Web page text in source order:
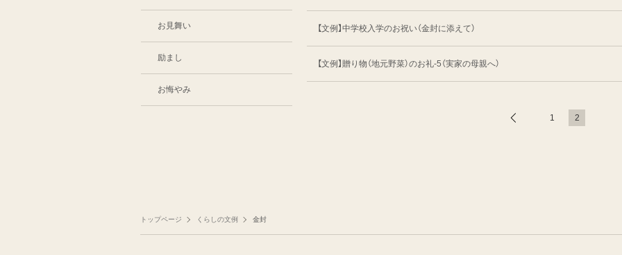
【文例】中学校入学のお祝い（金封に添えて）
【文例】贈り物（地元野菜）のお礼-5（実家の母親へ）
1 2
お見舞い
励まし
お悔やみ
トップページ くらしの文例 金封